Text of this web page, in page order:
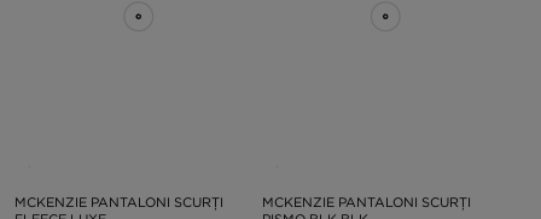
MCKENZIE PANTALONI SCURȚI
MCKENZIE PANTALONI SCURȚI